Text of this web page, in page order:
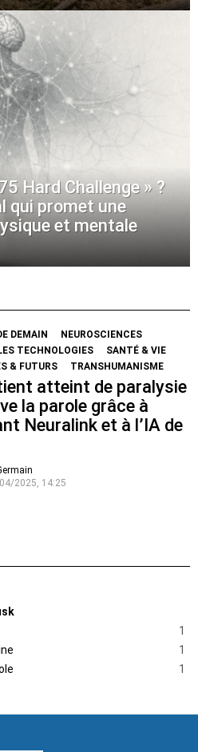
Hard Challenge » ?
qui promet une
et mentale
DEMAIN
NEUROSCIENCES
TECHNOLOGIES
SANTÉ & VIE
& FUTURS
TRANSHUMANISME
atteint de paralysie
la parole grâce à
Neuralink et à l’IA de
2025, 14:25
1
1
1